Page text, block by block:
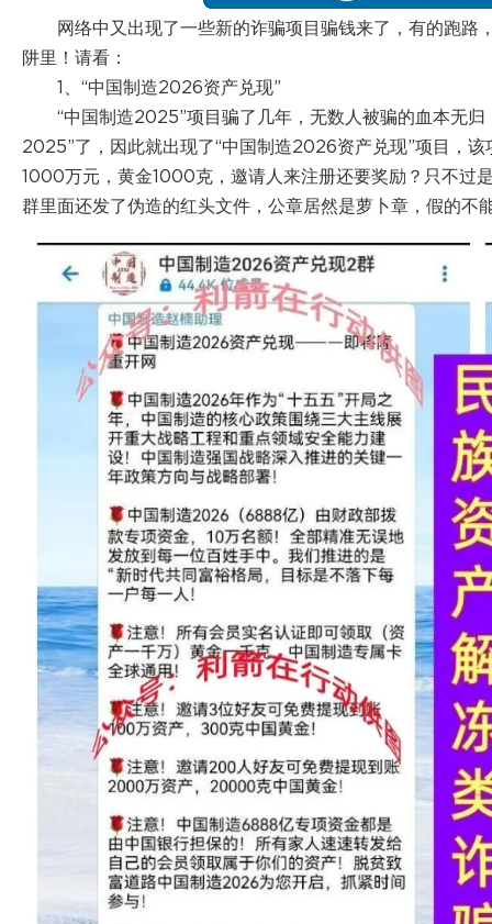
网络中又出现了一些新的诈骗项目骗钱来了，有的跑
阱里！请看：
1、“中国制造2026资产兑现”
“中国制造2025”项目骗了几年，无数人被骗的血本无
2025”了，因此就出现了“中国制造2026资产兑现”项目，
1000万元，黄金1000克，邀请人来注册还要奖励？只不过
群里面还发了伪造的红头文件，公章居然是萝卜章，假的不